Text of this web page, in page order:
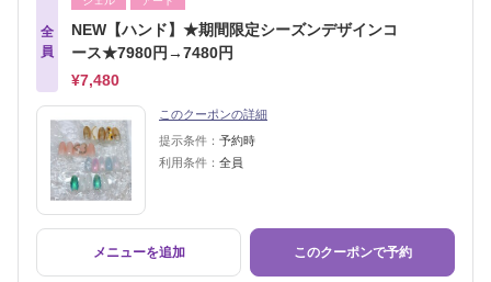
全
員
NEW【ハンド】★期間限定シーズンデザインコ
ース★7980円→7480円
¥7,480
このクーポンの詳細
提示条件： 予約時
利用条件： 全員
メニューを追加 このクーポンで予約